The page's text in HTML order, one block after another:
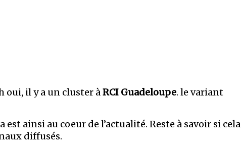
oui, il y a un cluster àRCI Guadeloupe. le variant
ainsi au coeur de l’actualité. Reste à savoir si cela
diffusés.